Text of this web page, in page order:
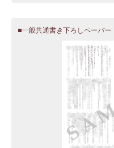
一般共通書き下ろしペーパー